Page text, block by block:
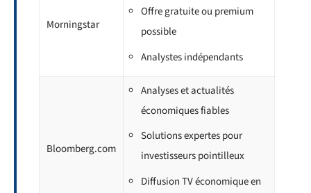
Morningstar
Offre gratuite ou premium
possible
Analystes indépendants
Bloomberg.com
Analyses et actualités
économiques fiables
Solutions expertes pour
investisseurs pointilleux
Diffusion TV économique en